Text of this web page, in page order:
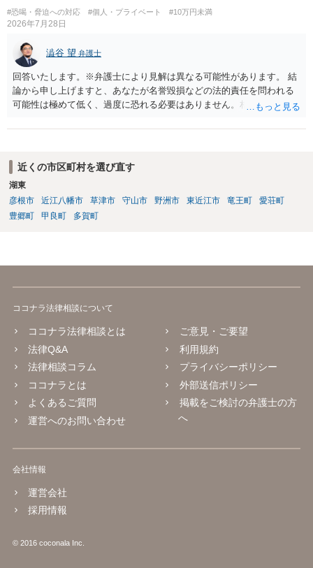
#恐喝・脅迫への対応 #個人・プライベート #10万円未満
2026年7月28日
澁谷 望 弁護士
回答いたします。※弁護士により見解は異なる可能性があります。 結
論から申し上げますと、あなたが名誉毀損などの法的責任を問われる
可能性は極めて低く、過度に恐れる必要はありません。相手の行為こ
は警察の介入を恐れて逃げた可能性が高いと考えられます。 今後の具
取りで「詐欺か」と聞いただけで名誉毀損は成立しません） ・マイナ
ンバー総合フリーダイヤルへ連絡し、カードの一時停止と再発行手続
きを行う ・万が一に備え、会社には「個人情報を悪用されたトラブル
に巻き込まれた」と事前伝えておく すでに警察へ相談済みとのことで
すので、今後別のアカウントから連絡が来ても一切応じず、警察へ追
近くの市区町村を選び直す
湖東
彦根市
近江八幡市 草津市 守山市 野洲市 東近江市 竜王町
愛荘町
豊郷町
甲良町 多賀町
ココナラ法律相談について
ココナラ法律相談とは
法律Q&A
法律相談コラム
ココナラとは
よくあるご質問
運営へのお問い合わせ
ご意見・ご要望
利用規約
プライバシーポリシー
外部送信ポリシー
掲載をご検討の弁護士の方
へ
会社情報
運営会社
採用情報
© 2016 coconala Inc.